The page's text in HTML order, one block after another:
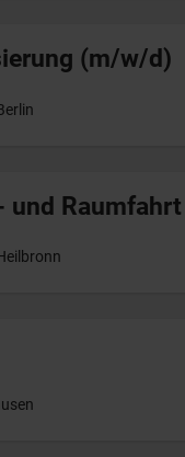
(m/w/d)
und Raumfahrt